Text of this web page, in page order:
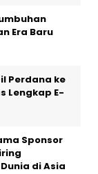
Era Baru
Perdana ke
Lengkap E-
Sponsor
di Asia